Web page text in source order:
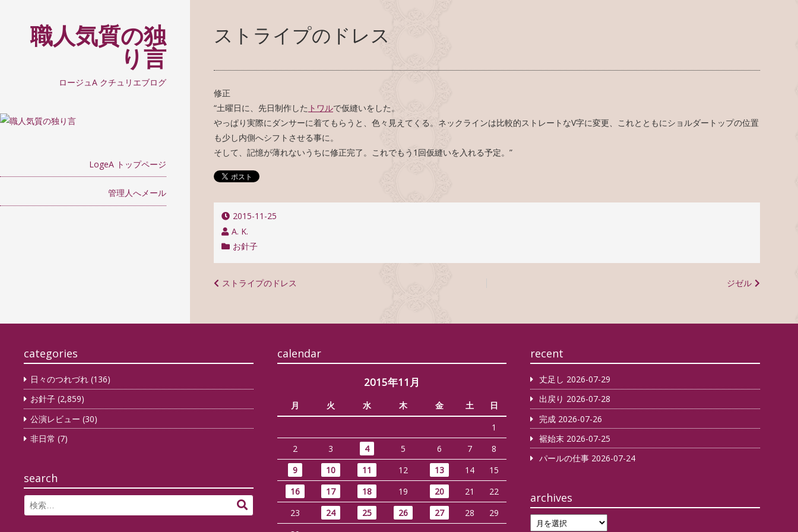
職人気質の独
り言
ロージュA クチュリエブログ
LogeA トップページ
管理人へメール
ストライプのドレス
修正
“土曜日に、先日制作した トワルで仮縫いをした。
やっぱり実際にダンサーに着てもらうと、色々見えてくる。ネックラインは比較的ストレートなV字に変更、これとともにショルダートップの位置
も少し内側へシフトさせる事に。
そして、記憶が薄れないうちに修正完了。これでもう1回仮縫いを入れる予定。”
2015-11-25
A. K.
お針子
投
ナ
ゲ
シ
ョ
ン
ジゼル
ストライプのドレス
categories
日々のつれづれ(136)
お針子(2,859)
公演レビュー (30)
非日常 (7)
search
Search
for:
検
索…
calendar
2015年11月
月 火 水 木 金 土
日
1
2
3 4 5 6 7
8
9
10 11 12 13 14
15
16
17 18 19 20 21
22
23
24 25 26 27 28
29
recent
丈足し 2026-07-29
出戻り 2026-07-28
完成 2026-07-26
裾始末 2026-07-25
パールの仕事 2026-07-24
archives
archives